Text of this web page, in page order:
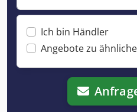
Ich bin Händler
Angebote zu